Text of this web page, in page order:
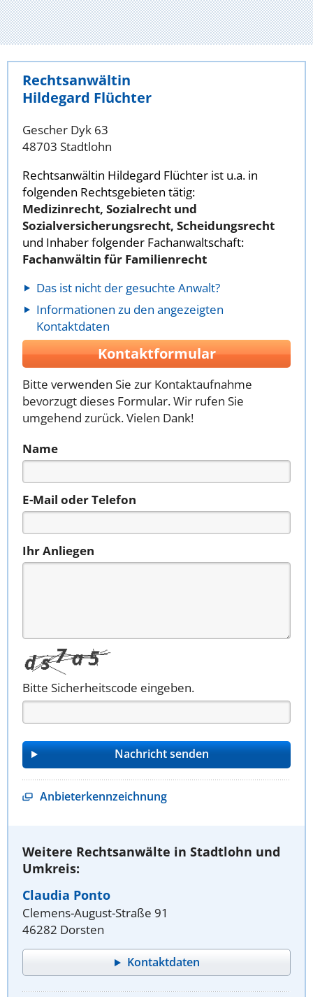
Rechtsanwältin
Hildegard Flüchter
Gescher Dyk 63
48703 Stadtlohn
Rechtsanwältin Hildegard Flüchter ist u.a. in
folgenden Rechtsgebieten tätig:
Medizinrecht, Sozialrecht und
Sozialversicherungsrecht, Scheidungsrecht
und Inhaber folgender Fachanwaltschaft:
Fachanwältin für Familienrecht
Das ist nicht der gesuchte Anwalt?
Informationen zu den angezeigten
Kontaktdaten
Kontaktformular
Bitte verwenden Sie zur Kontaktaufnahme
bevorzugt dieses Formular. Wir rufen Sie
umgehend zurück. Vielen Dank!
Name
E-Mail oder Telefon
Ihr Anliegen
Bitte Sicherheitscode eingeben.
Anbieterkennzeichnung
Weitere Rechtsanwälte in Stadtlohn und
Umkreis:
Claudia Ponto
Clemens-August-Straße 91
46282 Dorsten
Kontaktdaten